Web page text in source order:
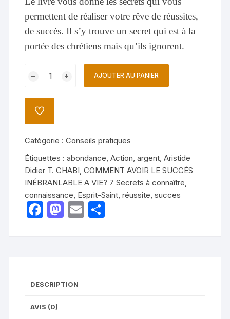
permettent de réaliser votre rêve de réussites,
de succès. Il s’y trouve un secret qui est à la
portée des chrétiens mais qu’ils ignorent.
AVOIR
INÉBRANLABLE
A
VIE?
7
Secrets
à
connaître
AJOUTER AU PANIER
AJOUTER
À
LISTE
DE
SOUHAITS
Catégorie :Conseils pratiques
Étiquettes :abondance,Action,argent,Aristide
Didier T. CHABI,COMMENT AVOIR LE SUCCÈS
INÉBRANLABLE A VIE? 7 Secrets à connaître,
connaissance, Esprit-Saint,réussite,succes
F
o
o
M
o
E
DESCRIPTION
AVIS (0)